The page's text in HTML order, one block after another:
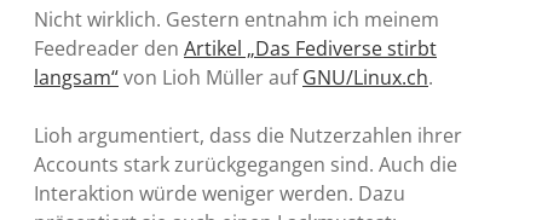
Meine Fediverse Regeln
S9y InfoCamp – Der Serendpity Podcast (externer
Link)
rss email-
form
mastodon
Nicht wirklich. Gestern entnahm ich meinem
Feedreader den Artikel „Das Fediverse stirbt
langsam“von Lioh Müller aufGNU/Linux.ch.
Lioh argumentiert, dass die Nutzerzahlen ihrer
Accounts stark zurückgegangen sind. Auch die
Interaktion würde weniger werden. Dazu